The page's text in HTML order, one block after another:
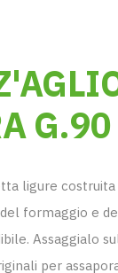
G.90
ligure
formaggio e
Assaggialo
per